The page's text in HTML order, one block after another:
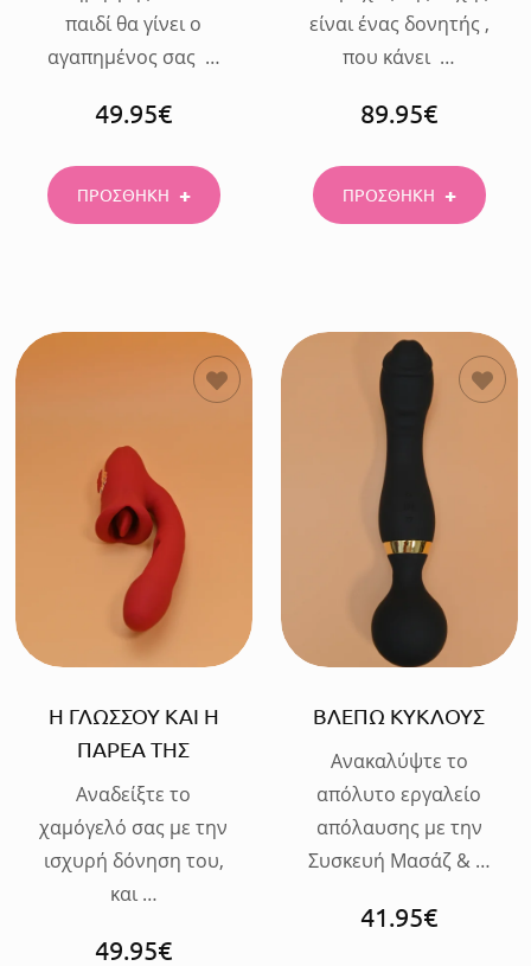
παιδί θα γίνει ο
αγαπημένος σας …
49.95€
ΠΡΟΣΘΗΚΗ
είναι ένας δονητής ,
που κάνει …
89.95€
ΠΡΟΣΘΗΚΗ
ΠΡΟΣΘΗΚΗ
Η ΓΛΩΣΣΟΥ ΚΑΙ Η
ΠΑΡΕΑ ΤΗΣ
Αναδείξτε το
χαμόγελό σας με την
ισχυρή δόνηση του,
και …
49.95€
ΠΡΟΣΘΗΚΗ
ΒΛΕΠΩ ΚΥΚΛΟΥΣ
Ανακαλύψτε το
απόλυτο εργαλείο
απόλαυσης με την
Συσκευή Μασάζ & …
41.95€